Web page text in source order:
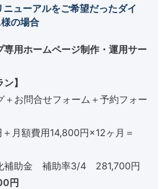
ューアルをご希望だったダイ
の場合
専用ホームページ制作・運用サー
】
＋お問合せフォーム＋予約フォー
月額費用14,800円×12ヶ月＝
補助金 補助率3/4 281,700円
円